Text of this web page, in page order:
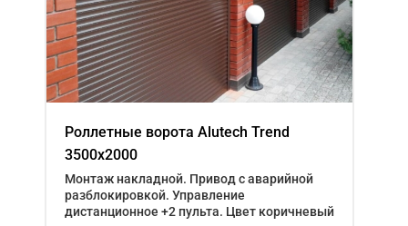
Роллетные ворота Alutech Trend
3500x2000
Монтаж накладной. Привод с аварийной
разблокировкой. Управление
дистанционное +2 пульта. Цвет коричневый